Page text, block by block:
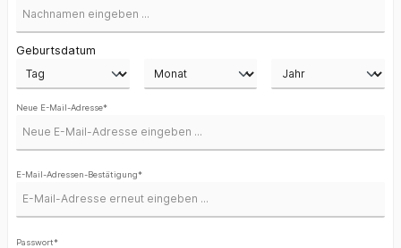
Geburtsdatum
Neue E-Mail-Adresse*
E-Mail-Adressen-Bestätigung*
Passwort*